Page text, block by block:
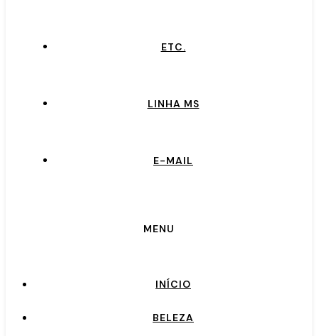
ETC.
LINHA MS
E-MAIL
MENU
INÍCIO
BELEZA